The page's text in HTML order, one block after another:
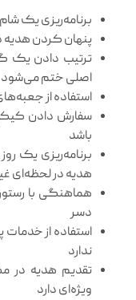
برنامه‌ریزی یک
پنهان کردن هدیه
ترتیب دادن یک
اصلی ختم می‌شود
استفاده از
سفارش دادن
باشد
برنامه‌ریزی یک
هدیه در لحظه‌ای
هماهنگی با
دسر
استفاده از خدمات
ندارد
تقدیم هدیه در
ویژه‌ای دارد